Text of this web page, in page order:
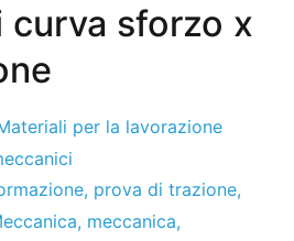
sforzo x
per la lavorazione
, prova di trazione,
, meccanica,